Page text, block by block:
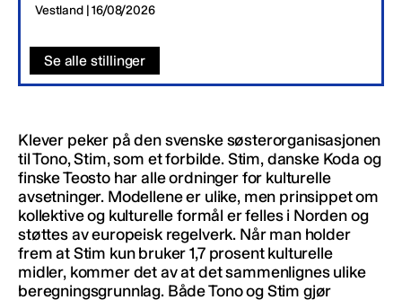
Vestland | 16/08/2026
Se alle stillinger
Klever peker på den svenske søsterorganisasjonen
til Tono, Stim, som et forbilde. Stim, danske Koda og
finske Teosto har alle ordninger for kulturelle
avsetninger. Modellene er ulike, men prinsippet om
kollektive og kulturelle formål er felles i Norden og
støttes av europeisk regelverk. Når man holder
frem at Stim kun bruker 1,7 prosent kulturelle
midler, kommer det av at det sammenlignes ulike
beregningsgrunnlag. Både Tono og Stim gjør